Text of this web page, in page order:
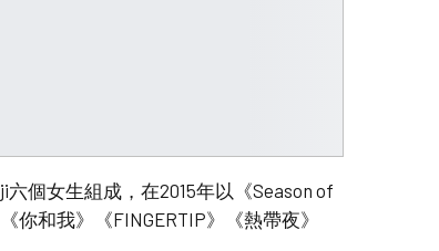
六個女生組成，在2015年以《Season of
和我》《FINGERTIP》《熱帶夜》